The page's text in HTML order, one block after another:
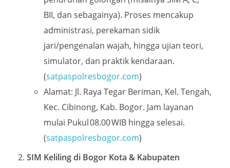
BII, dan sebagainya). Proses mencakup
administrasi, perekaman sidik
jari/pengenalan wajah, hingga ujian teori,
simulator, dan praktik kendaraan.
(satpaspolresbogor.com)
Alamat: Jl. Raya Tegar Beriman, Kel. Tengah,
Kec. Cibinong, Kab. Bogor. Jam layanan
mulai Pukul 08.00 WIB hingga selesai.
(satpaspolresbogor.com)
SIM Keliling di Bogor Kota & Kabupaten